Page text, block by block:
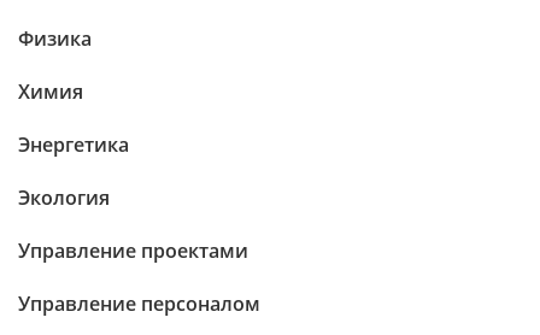
Физика
Химия
Энергетика
Экология
Управление проектами
Управление персоналом